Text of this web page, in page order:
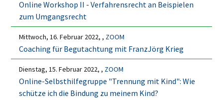
Online Workshop II - Verfahrensrecht an Beispielen
zum Umgangsrecht
Mittwoch, 16. Februar 2022, , ZOOM
Coaching für Begutachtung mit FranzJörg Krieg
Dienstag, 15. Februar 2022, , ZOOM
Online-Selbsthilfegruppe "Trennung mit Kind": Wie
schütze ich die Bindung zu meinem Kind?